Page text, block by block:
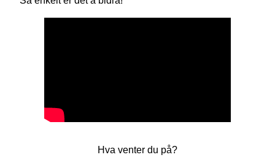
Hva venter du på?